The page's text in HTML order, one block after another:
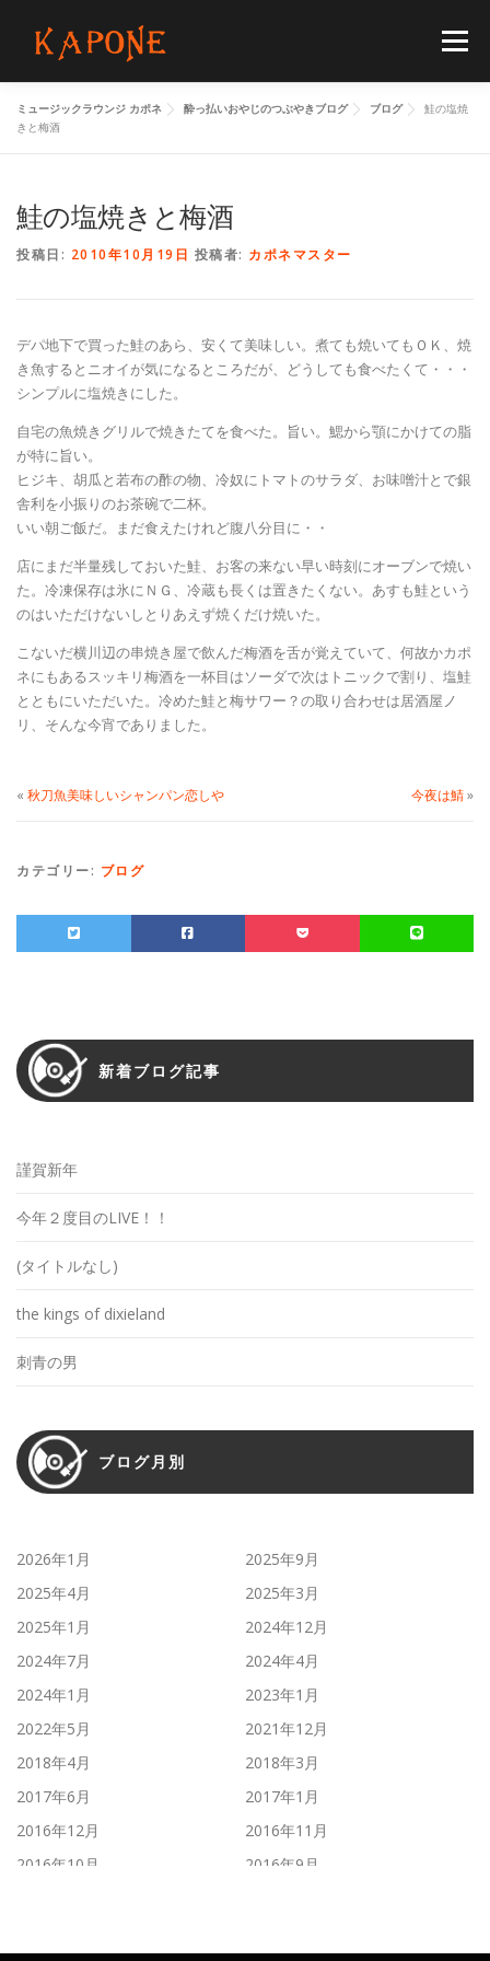
メニュー
HOME
FLOORGUIDE ACCESS
ミュージックラウンジ カポネ 酔っ払いおやじのつぶやきブログ ブログ
鮭の塩焼
きと梅酒
鮭の塩焼きと梅酒
投稿日: 2010年10月19日 投稿者: カポネマスター
デパ地下で買った鮭のあら、安くて美味しい。煮ても焼いてもＯＫ、焼
き魚するとニオイが気になるところだが、どうしても食べたくて・・・
シンプルに塩焼きにした。
自宅の魚焼きグリルで焼きたてを食べた。旨い。鰓から顎にかけての脂
が特に旨い。
ヒジキ、胡瓜と若布の酢の物、冷奴にトマトのサラダ、お味噌汁とで銀
舎利を小振りのお茶碗で二杯。
いい朝ご飯だ。まだ食えたけれど腹八分目に・・
店にまだ半量残しておいた鮭、お客の来ない早い時刻にオーブンで焼い
た。冷凍保存は氷にＮＧ、冷蔵も長くは置きたくない。あすも鮭という
のはいただけないしとりあえず焼くだけ焼いた。
こないだ横川辺の串焼き屋で飲んだ梅酒を舌が覚えていて、何故かカポ
ネにもあるスッキリ梅酒を一杯目はソーダで次はトニックで割り、塩鮭
とともにいただいた。冷めた鮭と梅サワー？の取り合わせは居酒屋ノ
リ、そんな今宵でありました。
« 秋刀魚美味しいシャンパン恋しや 今夜は鯖»
カテゴリー: ブログ
新着ブログ記事
謹賀新年
今年２度目のLIVE！！
(タイトルなし)
the kings of dixieland
刺青の男
ブログ月別
2026年1月
2025年9月
2025年4月
2025年3月
2025年1月
2024年12月
2024年7月
2024年4月
2024年1月
2023年1月
2022年5月
2021年12月
2018年4月
2018年3月
2017年6月
2017年1月
2016年12月
2016年11月
2016年10月
2016年9月